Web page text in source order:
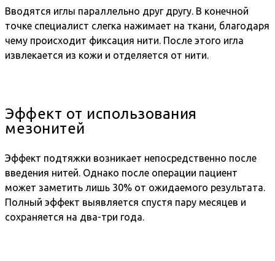
Вводятся иглы параллельно друг другу. В конечной
точке специалист слегка нажимает на ткани, благодаря
чему происходит фиксация нити. После этого игла
извлекается из кожи и отделяется от нити.
Эффект от использования
мезонитей
Эффект подтяжки возникает непосредственно после
введения нитей. Однако после операции пациент
может заметить лишь 30% от ожидаемого результата.
Полный эффект выявляется спустя пару месяцев и
сохраняется на два-три года.